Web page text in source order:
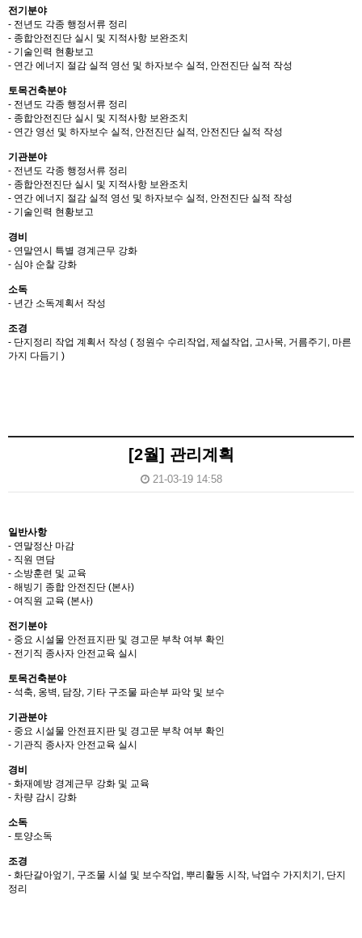
전기분야
- 전년도 각종 행정서류 정리
- 종합안전진단 실시 및 지적사항 보완조치
- 기술인력 현황보고
- 연간 에너지 절감 실적 영선 및 하자보수 실적, 안전진단 실적 작성
토목건축분야
- 전년도 각종 행정서류 정리
- 종합안전진단 실시 및 지적사항 보완조치
- 연간 영선 및 하자보수 실적, 안전진단 실적, 안전진단 실적 작성
기관분야
- 전년도 각종 행정서류 정리
- 종합안전진단 실시 및 지적사항 보완조치
- 연간 에너지 절감 실적 영선 및 하자보수 실적, 안전진단 실적 작성
- 기술인력 현황보고
경비
- 연말연시 특별 경계근무 강화
- 심야 순찰 강화
소독
- 년간 소독계획서 작성
조경
- 단지정리 작업 계획서 작성 ( 정원수 수리작업, 제설작업, 고사목, 거름주기, 마른
가지 다듬기 )
[2월] 관리계획
21-03-19 14:58
일반사항
- 연말정산 마감
- 직원 면담
- 소방훈련 및 교육
- 해빙기 종합 안전진단 (본사)
- 여직원 교육 (본사)
전기분야
- 중요 시설물 안전표지판 및 경고문 부착 여부 확인
- 전기직 종사자 안전교육 실시
토목건축분야
- 석축, 옹벽, 담장, 기타 구조물 파손부 파악 및 보수
기관분야
- 중요 시설물 안전표지판 및 경고문 부착 여부 확인
- 기관직 종사자 안전교육 실시
경비
- 화재예방 경계근무 강화 및 교육
- 차량 감시 강화
소독
- 토양소독
조경
- 화단갈아엎기, 구조물 시설 및 보수작업, 뿌리활동 시작, 낙엽수 가지치기, 단지
정리